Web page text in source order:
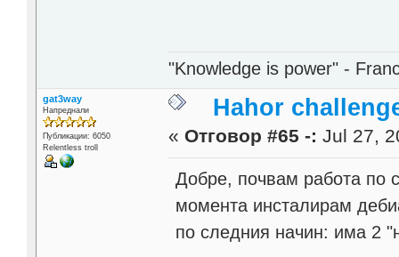
"Knowledge is power" -
gat3way
Напреднали
Публикации: 6050
Relentless troll
Hahor
« Отговор #65 -: Jul 27,
Добре, почвам работа по
момента инсталирам
по следния начин: има 2